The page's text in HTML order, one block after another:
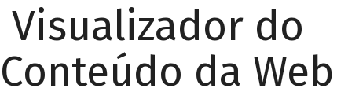
Visualizador do
Conteúdo da Web